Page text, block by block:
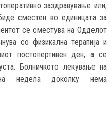
заздравување или,
сместен во единицата за
се сместува на Одделот
со физикална терапија и
постопертивен ден, а се
Болничкото лекување на
недела доколку нема